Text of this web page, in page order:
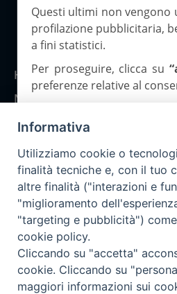
Copyright 2026
Home
Notizie
Rubriche
Chi siamo
Come abbonarsi
Contatti
Questi ultimi non vengono
profilazione pubblicitaria,
a fini statistici.
Per proseguire, clicca su
preferenze relative al
Informativa
Utilizziamo cookie o
finalità tecniche e, con il tuo
altre finalità ("interazioni e
"miglioramento
"targeting e pubblicità")
cookie policy.
Cliccando su "accetta"
cookie. Cliccando su
maggiori informazioni sui